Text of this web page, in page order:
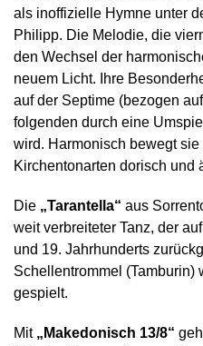
als inoffizielle Hymne unter
Philipp. Die Melodie, die
den Wechsel der
neuem Licht. Ihre
auf der Septime (bezogen
folgenden durch eine
wird. Harmonisch bewegt
Kirchentonarten dorisch und
Die „Tarantella“ aus
weit verbreiteter Tanz, der
und 19. Jahrhunderts
Schellentrommel (Tamburin)
gespielt.
Mit „Makedonisch 13/8“